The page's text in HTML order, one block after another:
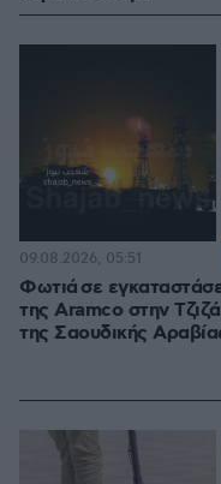
Φωτιά σε
της Aramco στην
της Σαουδικής
09.08.2026, 05:51